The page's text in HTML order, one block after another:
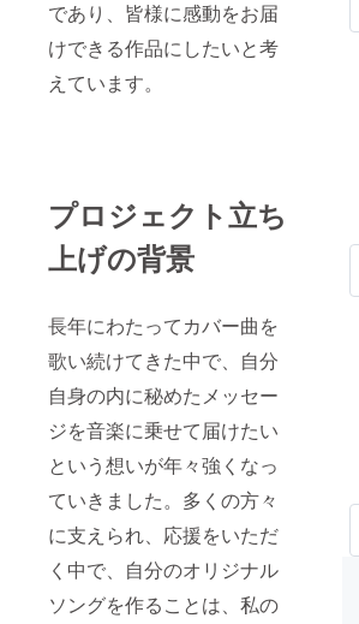
であり、皆様に感動をお届
けできる作品にしたいと考
えています。
プロジェクト立ち
上げの背景
長年にわたってカバー曲を
歌い続けてきた中で、自分
自身の内に秘めたメッセー
ジを音楽に乗せて届けたい
という想いが年々強くなっ
ていきました。多くの方々
に支えられ、応援をいただ
く中で、自分のオリジナル
ソングを作ることは、私の